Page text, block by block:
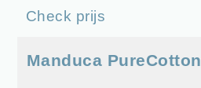
Check prijs
Manduca PureCotton